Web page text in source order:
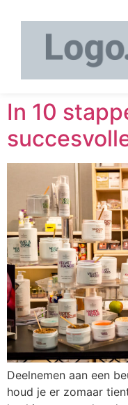
In 10
Deelnemen aan een
houd je er zomaar